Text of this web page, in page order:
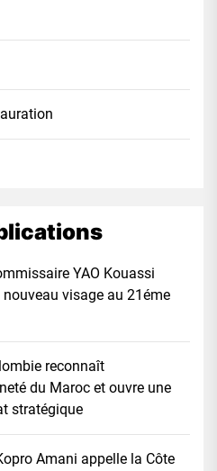
YAO Kouassi
visage au 21éme
reconnaît
du Maroc et ouvre une
stratégique
Amani appelle la Côte